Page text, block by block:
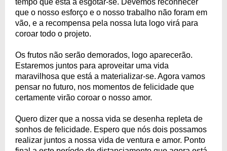
que o nosso esforço e o nosso trabalho não foram em
vão, e a recompensa pela nossa luta logo virá para
coroar todo o projeto.
Os frutos não serão demorados, logo aparecerão.
Estaremos juntos para aproveitar uma vida
maravilhosa que está a materializar-se. Agora vamos
pensar no futuro, nos momentos de felicidade que
certamente virão coroar o nosso amor.
Quero dizer que a nossa vida se desenha repleta de
sonhos de felicidade. Espero que nós dois possamos
realizar juntos a nossa vida de ventura e amor. Ponto